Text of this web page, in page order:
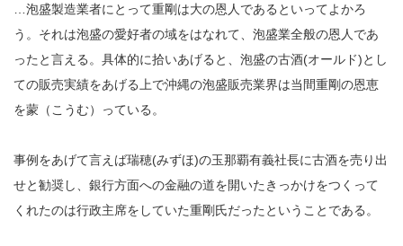
…泡盛製造業者にとって重剛は大の恩人であるといってよかろ
う。それは泡盛の愛好者の域をはなれて、泡盛業全般の恩人であ
ったと言える。具体的に拾いあげると、泡盛の古酒(オールド)とし
ての販売実績をあげる上で沖縄の泡盛販売業界は当間重剛の恩恵
を蒙（こうむ）っている。
事例をあげて言えば瑞穂(みずほ)の玉那覇有義社長に古酒を売り出
せと勧奨し、銀行方面への金融の道を開いたきっかけをつくって
くれたのは行政主席をしていた重剛氏だったということである。